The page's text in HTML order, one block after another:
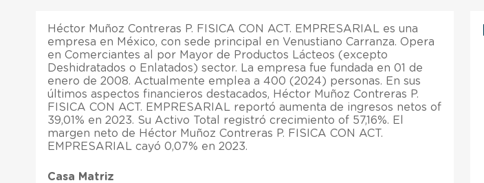
Héctor Muñoz Contreras P. FISICA CON ACT. EMPRESARIAL es una
empresa en México, con sede principal en Venustiano Carranza. Opera
en Comerciantes al por Mayor de Productos Lácteos (excepto
Deshidratados o Enlatados) sector. La empresa fue fundada en 01 de
enero de 2008. Actualmente emplea a 400 (2024) personas. En sus
últimos aspectos financieros destacados, Héctor Muñoz Contreras P.
FISICA CON ACT. EMPRESARIAL reportó aumenta de ingresos netos of
39,01% en 2023. Su Activo Total registró crecimiento of 57,16%. El
margen neto de Héctor Muñoz Contreras P. FISICA CON ACT.
EMPRESARIAL cayó 0,07% en 2023.
Casa Matriz